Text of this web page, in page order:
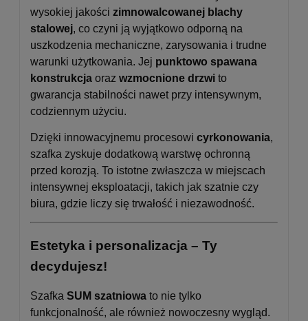
wysokiej jakości zimnowalcowanej blachy
stalowej, co czyni ją wyjątkowo odporną na
uszkodzenia mechaniczne, zarysowania i trudne
warunki użytkowania. Jej punktowo spawana
konstrukcja oraz wzmocnione drzwi to
gwarancja stabilności nawet przy intensywnym,
codziennym użyciu.
Dzięki innowacyjnemu procesowi cyrkonowania,
szafka zyskuje dodatkową warstwę ochronną
przed korozją. To istotne zwłaszcza w miejscach
intensywnej eksploatacji, takich jak szatnie czy
biura, gdzie liczy się trwałość i niezawodność.
Estetyka i personalizacja – Ty
decydujesz!
Szafka SUM szatniowa to nie tylko
funkcjonalność, ale również nowoczesny wygląd.